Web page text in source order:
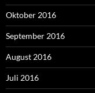
Oktober 2016
September 2016
August 2016
Juli 2016